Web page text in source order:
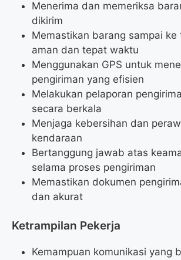
Menerima dan memeriksa
dikirim
Memastikan barang sampai ke
aman dan tepat waktu
Menggunakan GPS untuk
pengiriman yang efisien
Melakukan pelaporan
secara berkala
Menjaga kebersihan dan
kendaraan
Bertanggung jawab atas
selama proses pengiriman
Memastikan dokumen
dan akurat
Ketrampilan Pekerja
Kemampuan komunikasi yang